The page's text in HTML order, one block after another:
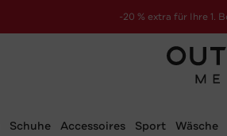
-20 % extra für Ihre 1.
Schuhe Accessoires Sport Wäsche